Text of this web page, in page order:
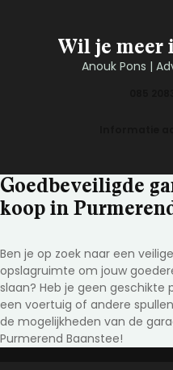
Wil je meer
Anouk Pons |
Goedbeveiligde
koop in
Ben je op zoek naar een
opslagruimte om jouw
slaan? Heb je geen geschikte
een voertuig of andere
de mogelijkheden van de
Purmerend Baanstee!